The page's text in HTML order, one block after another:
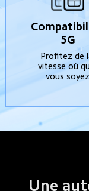
5G
Profitez de
vitesse où
vous soyez
Une